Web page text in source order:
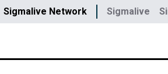
Sigmalive Network Sigmalive